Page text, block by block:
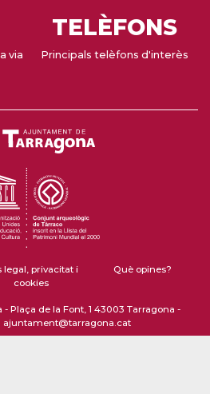
via
TELÈFONS
Principals telèfons d'interès
legal, privacitat i
cookies
Què opines?
Plaça de la Font, 1 43003 Tarragona -
ajuntament@tarragona.cat